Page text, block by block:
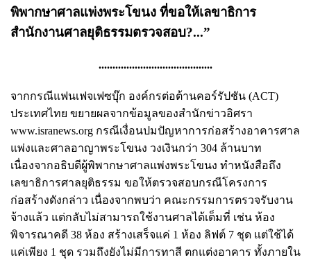
พิพากษาศาลแพ่งพระโขนง ที่ขอให้เลขาธิการ
สำนักงานศาลยุติธรรมตรวจสอบ?...”
.........................................
จากกรณีแฟนเฟจเฟซบุ๊ก องค์กรต่อต้านคอร์รัปชัน (ACT)
ประเทศไทย ขยายผลจากข้อมูลของสำนักข่าวอิศรา
www.isranews.org กรณีเงื่อนปมปัญหาการก่อสร้างอาคารศาล
แพ่งและศาลอาญาพระโขนง วงเงินกว่า 304 ล้านบาท
เนื่องจากอธิบดีผู้พิพากษาศาลแพ่งพระโขนง ทำหนังสือถึง
เลขาธิการศาลยุติธรรม ขอให้ตรวจสอบกรณีโครงการ
ก่อสร้างดังกล่าว เนื่องจากพบว่า คณะกรรมการตรวจรับงาน
จ้างแล้ว แต่กลับไม่สามารถใช้งานศาลได้เต็มที่ เช่น ห้อง
พิจารณาคดี 38 ห้อง สร้างเสร็จแค่ 1 ห้อง ลิฟต์ 7 ชุด แต่ใช้ได้
แค่เพียง 1 ชุด รวมถึงยังไม่มีการทาสี ตกแต่งอาคาร ทั้งภายใน